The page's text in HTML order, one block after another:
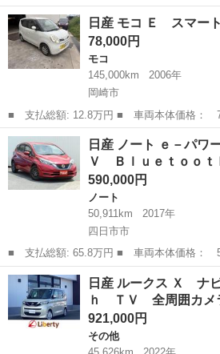
名： 日産 ■ 車種名： モコ ■ グレー
ＷＤ 買取車 メモリーナビフルセグＴＶ
スタート ド...
三重 四日市市
日産 モコ Ｅ スマート
78,000円
モコ
145,000km
2006年
岡崎市
■ 支払総額: 12.8万円 ■ 車両本体価格： 78,000 円 ■ メーカー
名： 日産 ■ 車種名： モコ ■ グレード
■ 排気量： 660cc ■ ドア枚数： 5D ■
愛知 岡崎市 モコ
日産 ノート ｅ－パ
Ｖ Ｂｌｕｅｔｏｏ
590,000円
ノート
50,911km
2017年
四日市市
■ 支払総額: 65.8万円 ■ 車両本体価格： 590,000 円 ■ メーカー
名： 日産 ■ 車種名： ノート ■ グレー
Ｘ 後期 ナビＴＶ Ｂｌｕｅｔｏｏｔｈ
レコーダー Ｅ...
三重 四日市市 ノート
日産 ルークス Ｘ ナ
ｈ ＴＶ 全周囲カ
921,000円
その他